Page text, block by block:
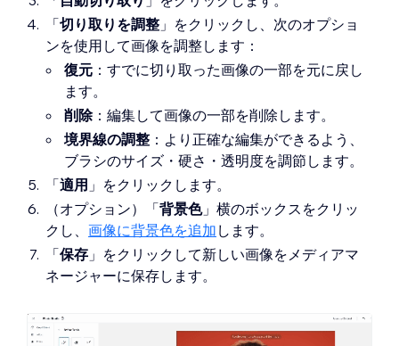
「切り取りを調整 」をクリックし、次のオプショ
ンを使用して画像を調整します：
復元 ：すでに切り取った画像の一部を元に戻し
ます。
削除：編集して画像の一部を削除します。
境界線の調整 ：より正確な編集ができるよう、
ブラシのサイズ・硬さ・透明度を調節します。
「適用 」をクリックします。
（オプション）「背景色」横のボックスをクリッ
クし、 画像に背景色を追加 します。
「保存 」をクリックして新しい画像をメディアマ
ネージャーに保存します。